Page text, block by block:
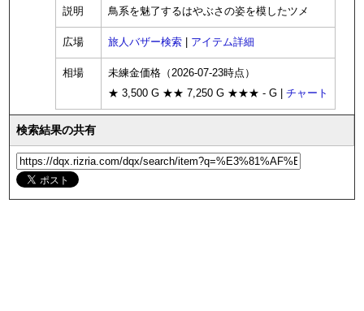
説明 鳥系を魅了するはやぶさの姿を模したツメ
広場 旅人バザー検索 アイテム詳細
相場
未練金価格（2026-07-23時点）
★ 3,500 G ★★ 7,250 G ★★★ - G | チャート
検索結果の共有